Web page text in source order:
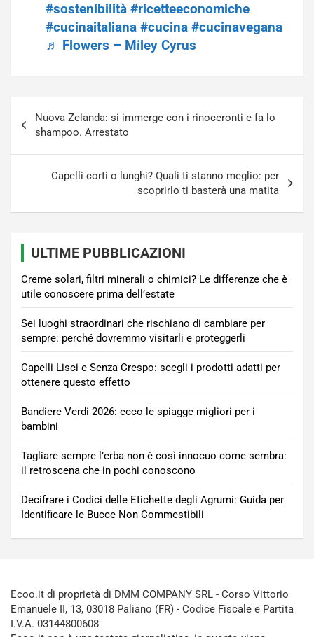
#sostenibilità #ricetteeconomiche
#cucinaitaliana #cucina #cucinavegana
♬ Flowers – Miley Cyrus
articoli
Nuova Zelanda: si immerge con i rinoceronti e fa lo
shampoo. Arrestato
Capelli corti o lunghi? Quali ti stanno meglio: per
scoprirlo ti basterà una matita
ULTIME PUBBLICAZIONI
Creme solari, filtri minerali o chimici? Le differenze che è
utile conoscere prima dell’estate
Sei luoghi straordinari che rischiano di cambiare per
sempre: perché dovremmo visitarli e proteggerli
Capelli Lisci e Senza Crespo: scegli i prodotti adatti per
ottenere questo effetto
Bandiere Verdi 2026: ecco le spiagge migliori per i
bambini
Tagliare sempre l’erba non è così innocuo come sembra:
il retroscena che in pochi conoscono
Decifrare i Codici delle Etichette degli Agrumi: Guida per
Identificare le Bucce Non Commestibili
Ecoo.it di proprietà di DMM COMPANY SRL - Corso Vittorio
Emanuele II, 13, 03018 Paliano (FR) - Codice Fiscale e Partita
I.V.A. 03144800608